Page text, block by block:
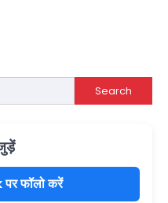
Search
फॉलो करें